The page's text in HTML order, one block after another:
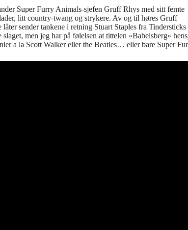
Super Furry Animals-sjefen Gruff Rhys med sitt femte
litt country-twang og strykere. Av og til høres Gruff
sender tankene i retning Stuart Staples fra Tindersticks
men jeg har på følelsen at tittelen «Babelsberg»
a la Scott Walker eller the Beatles… eller bare Super